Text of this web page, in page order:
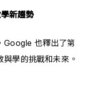
新趨勢
Google 也釋出了第
學的挑戰和未來。